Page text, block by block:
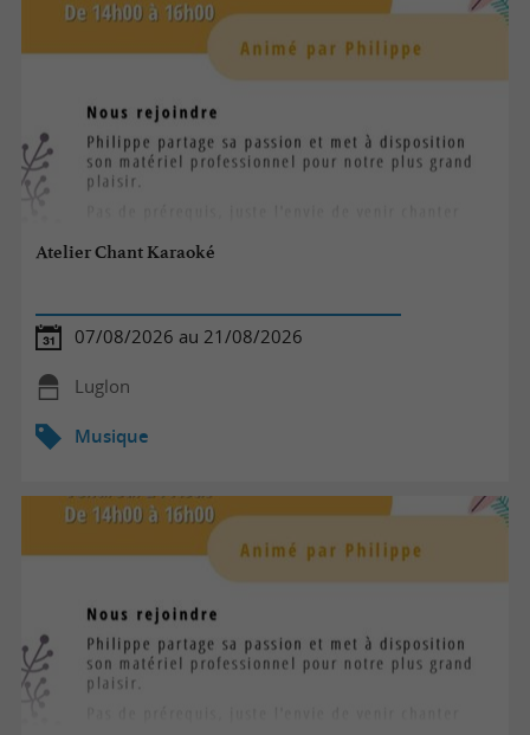
Atelier Chant Karaoké
07/08/2026 au 21/08/2026
Luglon
Musique